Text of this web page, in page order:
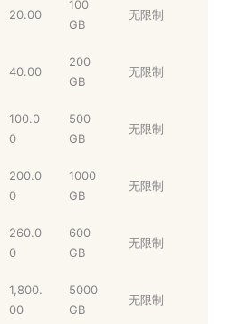
20.00
100
GB
无限制
40.00
200
GB
无限制
100.0
0
500
GB
无限制
200.0
0
1000
GB
无限制
260.0
0
600
GB
无限制
1,800.
00
5000
GB
无限制